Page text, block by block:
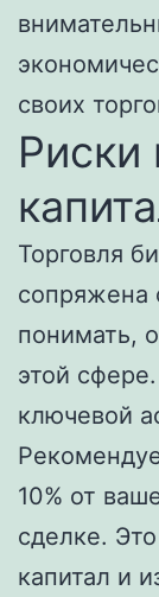
своих
Риски
Торговля
сопряжена
понимать,
этой
ключевой
10% от
сделке.
капитал и